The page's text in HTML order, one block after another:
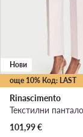
още 10% Код: LAST
Нови
Rinascimento
101,99€